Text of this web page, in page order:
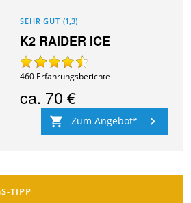
SEHR GUT (1,3)
K2 RAIDER ICE
460 Erfahrungsberichte
ca. 70 €
Zum Angebot